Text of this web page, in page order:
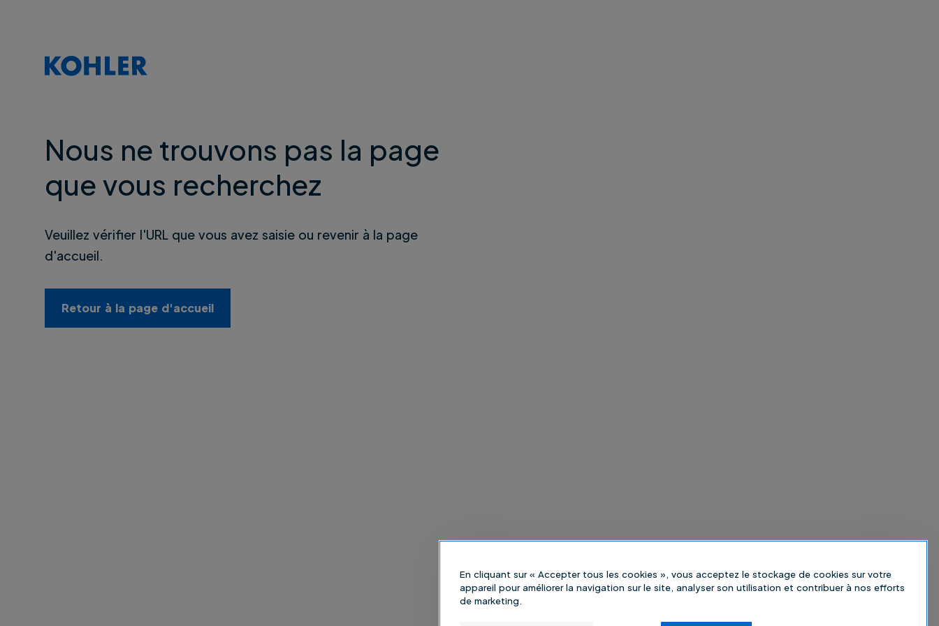
Nous ne trouvons pas la page
que vous recherchez
Veuillez vérifier l'URL que vous avez saisie ou revenir à la page
d'accueil.
Retour à la page d'accueil
En cliquant sur « Accepter tous les cookies », vous acceptez le stockage de cookies sur votre
appareil pour améliorer la navigation sur le site, analyser son utilisation et contribuer à nos efforts
de marketing.